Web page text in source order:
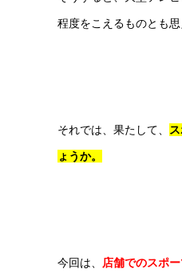
程度をこえるものとも思
それでは、果たして、
ょうか。
今回は、 店舗でのスポ